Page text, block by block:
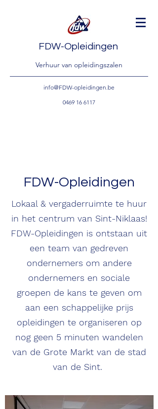
FDW-Opleidingen
Verhuur van opleidingszalen
info@FDW-opleidingen.be
0469 16 6117
FDW-Opleidingen
Lokaal & vergaderruimte te huur
in het centrum van Sint-Niklaas!
FDW-Opleidingen is ontstaan uit
een team van gedreven
ondernemers om andere
ondernemers en sociale
groepen de kans te geven om
aan een schappelijke prijs
opleidingen te organiseren op
nog geen 5 minuten wandelen
van de Grote Markt van de stad
van de Sint.